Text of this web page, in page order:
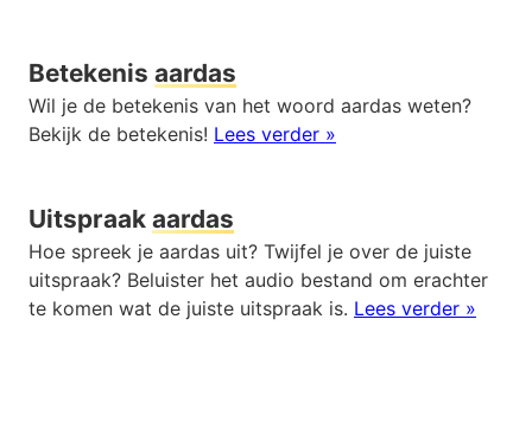
Betekenis aardas
Wil je de betekenis van het woord aardas weten?
Bekijk de betekenis! Lees verder »
Uitspraak aardas
Hoe spreek je aardas uit? Twijfel je over de juiste
uitspraak? Beluister het audio bestand om erachter
te komen wat de juiste uitspraak is. Lees verder »